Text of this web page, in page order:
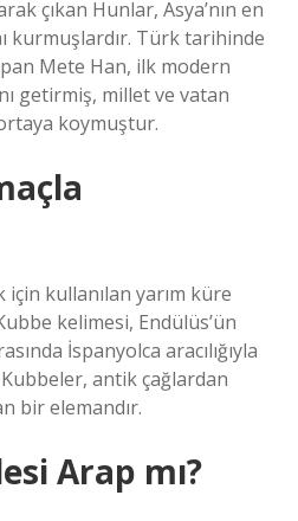
çıkan Hunlar, Asya’nın en
kurmuşlardır. Türk tarihinde
Mete Han, ilk modern
getirmiş, millet ve vatan
koymuştur.
kullanılan yarım küre
kelimesi, Endülüs’ün
İspanyolca aracılığıyla
antik çağlardan
bir elemandır.
Arap mı?